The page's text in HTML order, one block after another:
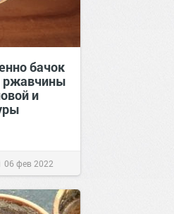
бачок
ржавчины
и
06 фев 2022